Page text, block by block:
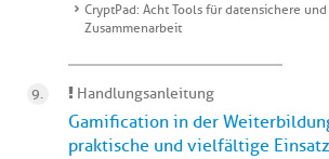
CryptPad: Acht Tools für datensichere
Zusammenarbeit
Handlungsanleitung
Gamification in der
praktische und vielfältige